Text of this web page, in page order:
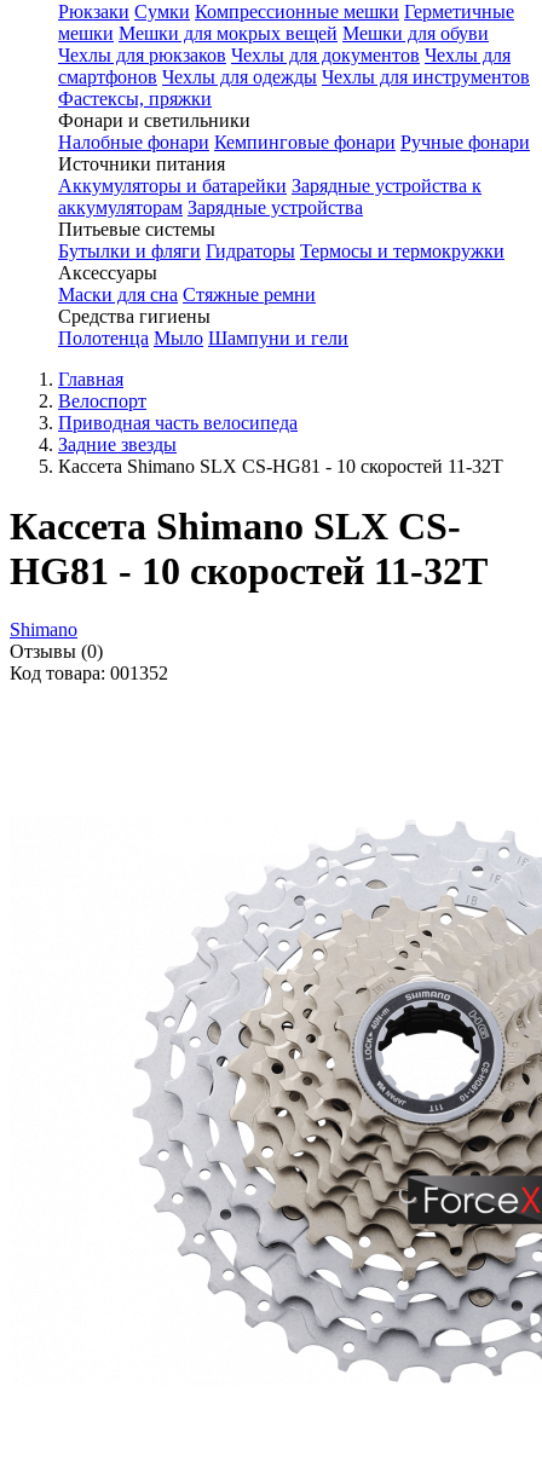
Рюкзаки Сумки Компрессионные мешки Герметичные
мешки Мешки для мокрых вещей Мешки для обуви
Чехлы для рюкзаков Чехлы для документов Чехлы для
смартфонов Чехлы для одежды Чехлы для инструментов
Фастексы, пряжки
Фонари и светильники
Налобные фонари Кемпинговые фонари Ручные фонари
Источники питания
Аккумуляторы и батарейки Зарядные устройства к
аккумуляторам Зарядные устройства
Питьевые системы
Бутылки и фляги Гидраторы Термосы и термокружки
Аксессуары
Маски для сна Стяжные ремни
Средства гигиены
Полотенца Мыло Шампуни и гели
Главная
Велоспорт
Приводная часть велосипеда
Задние звезды
Кассета Shimano SLX CS-HG81 - 10 скоростей 11-32Т
Кассета Shimano SLX CS-
HG81 - 10 скоростей 11-32Т
Shimano
Отзывы (0)
Код товара: 001352